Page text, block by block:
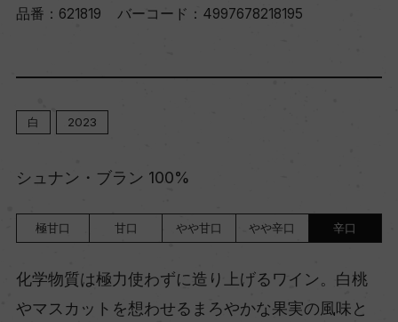
品番： 621819 バーコード： 4997678218195
白 2023
シュナン・ブラン 100%
極甘口 甘口 やや甘口 やや辛口 辛口
化学物質は極力使わずに造り上げるワイン。白桃
やマスカットを想わせるまろやかな果実の風味と